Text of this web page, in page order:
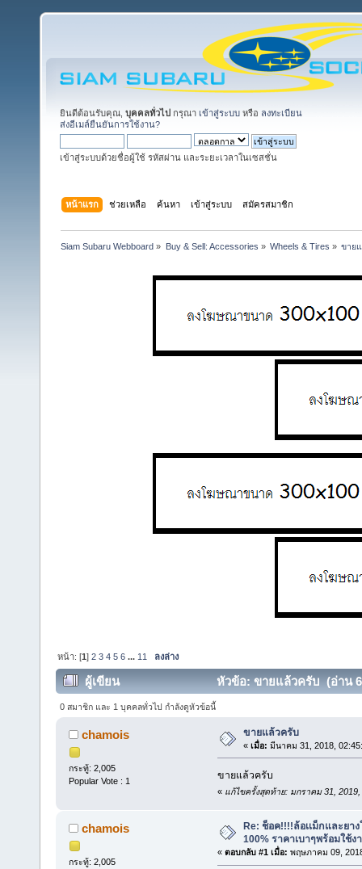
ยินดีต้อนรับคุณ, บุคคลทั่วไป กรุณา เข้าสู่ระบบ หรือ ลงทะเบียน
ส่งอีเมล์ยืนยันการใช้งาน?
เข้าสู่ระบบด้วยชื่อผู้ใช้ รหัสผ่าน และระยะเวลาในเซสชั่น
หน้าแรก ช่วยเหลือ ค้นหา เข้าสู่ระบบ สมัครสมาชิก
Siam Subaru Webboard » Buy & Sell: Accessories » Wheels & Tires » ขาย
หน้า: [1]2 3 4 5 6 ... 11 ลงล่าง
ผู้เขียน หัวข้อ: ขายแล้วครับ (อ่าน
0 สมาชิก และ 1 บุคคลทั่วไป กำลังดูหัวข้อนี้
chamois
กระทู้: 2,005
Popular Vote : 1
ขายแล้วครับ
« เมื่อ: มีนาคม 31, 2018,
ขายแล้วครับ
« แก้ไขครั้งสุดท้าย: มกราคม 31,
chamois
กระทู้: 2,005
Re: ช็อค!!!!ล้อเเม็กและยา
100% ราคาเบาๆพร้อมใช้ง
« ตอบกลับ #1 เมื่อ: พฤษภาคม 09,